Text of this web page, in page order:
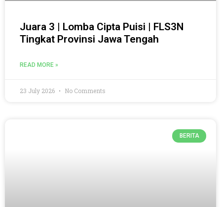
Juara 3 | Lomba Cipta Puisi | FLS3N
Tingkat Provinsi Jawa Tengah
READ MORE »
23 July 2026 No Comments
BERITA